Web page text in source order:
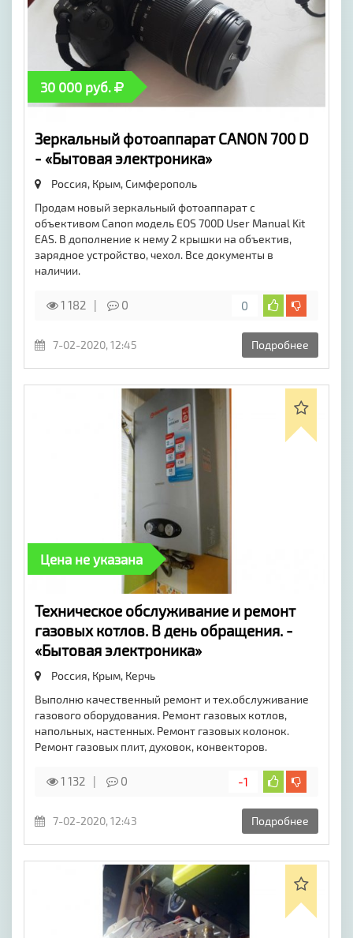
30 000 руб.
Зеркальный фотоаппарат CANON 700 D
- «Бытовая электроника»
Россия, Крым,Симферополь
Продам новый зеркальный фотоаппарат с
объективом Canon модель EOS 700D User Manual Kit
EAS. В дополнение к нему 2 крышки на объектив,
зарядное устройство, чехол. Все документы в
наличии.
1 182 0 0
7-02-2020, 12:45 Подробнее
Цена не указана
Техническое обслуживание и ремонт
газовых котлов. В день обращения. -
«Бытовая электроника»
Россия, Крым, Керчь
Выполню качественный ремонт и тех.обслуживание
газового оборудования. Ремонт газовых котлов,
напольных, настенных. Ремонт газовых колонок.
Ремонт газовых плит, духовок, конвекторов.
1 132 0 -1
7-02-2020, 12:43 Подробнее